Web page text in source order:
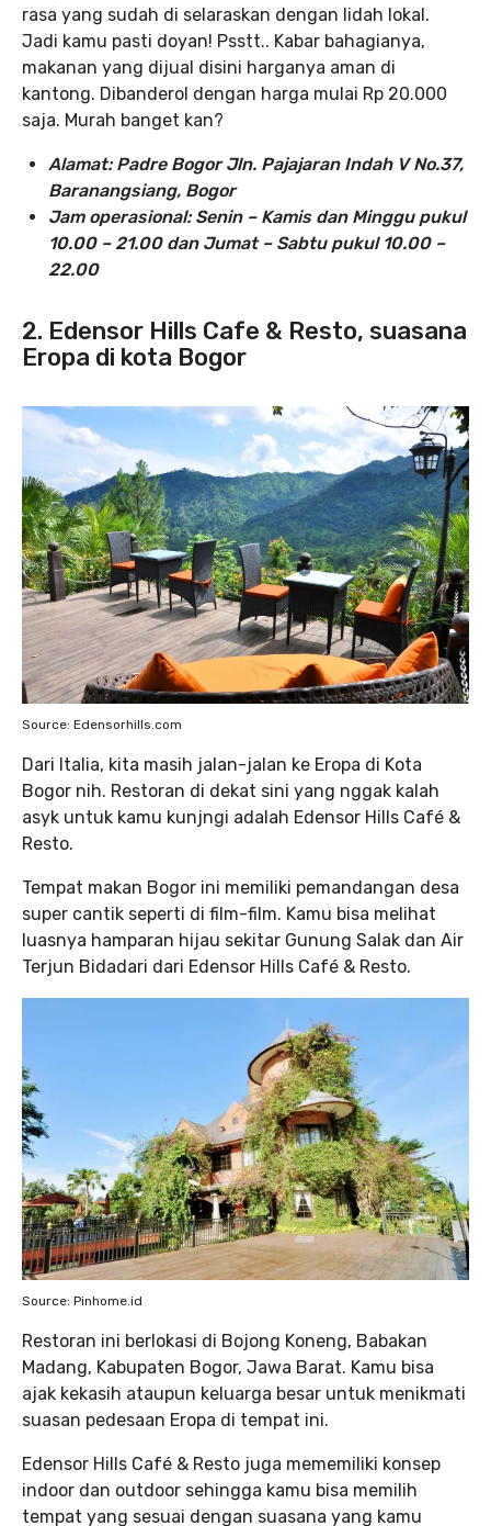
rasa yang sudah di selaraskan dengan lidah lokal.
Jadi kamu pasti doyan! Psstt.. Kabar bahagianya,
makanan yang dijual disini harganya aman di
kantong. Dibanderol dengan harga mulai Rp 20.000
saja. Murah banget kan?
Alamat: Padre Bogor Jln. Pajajaran Indah V No.37,
Baranangsiang, Bogor
Jam operasional: Senin – Kamis dan Minggu pukul
10.00 – 21.00 dan Jumat – Sabtu pukul 10.00 –
22.00
2. Edensor Hills Cafe & Resto, suasana
Eropa di kota Bogor
Source: Edensorhills.com
Dari Italia, kita masih jalan-jalan ke Eropa di Kota
Bogor nih. Restoran di dekat sini yang nggak kalah
asyk untuk kamu kunjngi adalah Edensor Hills Café &
Resto.
Tempat makan Bogor ini memiliki pemandangan desa
super cantik seperti di film-film. Kamu bisa melihat
luasnya hamparan hijau sekitar Gunung Salak dan Air
Terjun Bidadari dari Edensor Hills Café & Resto.
Source: Pinhome.id
Restoran ini berlokasi di Bojong Koneng, Babakan
Madang, Kabupaten Bogor, Jawa Barat. Kamu bisa
ajak kekasih ataupun keluarga besar untuk menikmati
suasan pedesaan Eropa di tempat ini.
Edensor Hills Café & Resto juga mememiliki konsep
indoor dan outdoor sehingga kamu bisa memilih
tempat yang sesuai dengan suasana yang kamu